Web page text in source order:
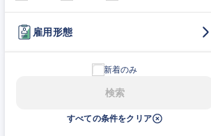
雇用形態
新着のみ
検索
すべての条件をクリア